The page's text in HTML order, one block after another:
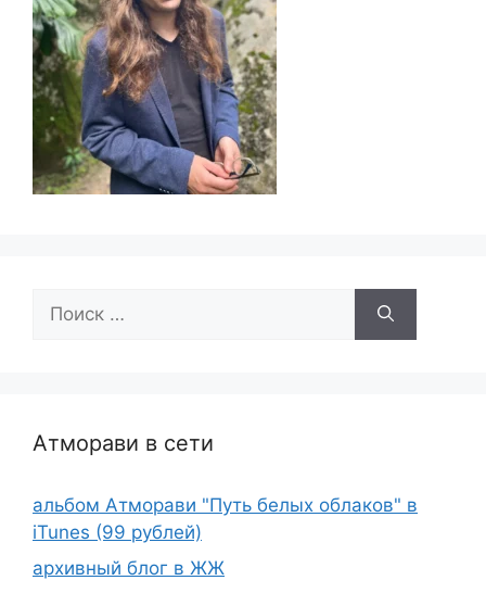
Атморави в сети
альбом Атморави "Путь белых облаков" в
iTunes (99 рублей)
архивный блог в ЖЖ